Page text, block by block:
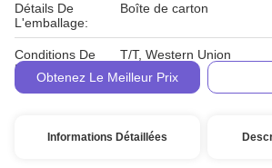
Détails De
L'emballage:
Boîte de carton
Conditions De
Paiement:
T/T, Western Union
Obtenez Le Meilleur Prix
Informations Détaillées